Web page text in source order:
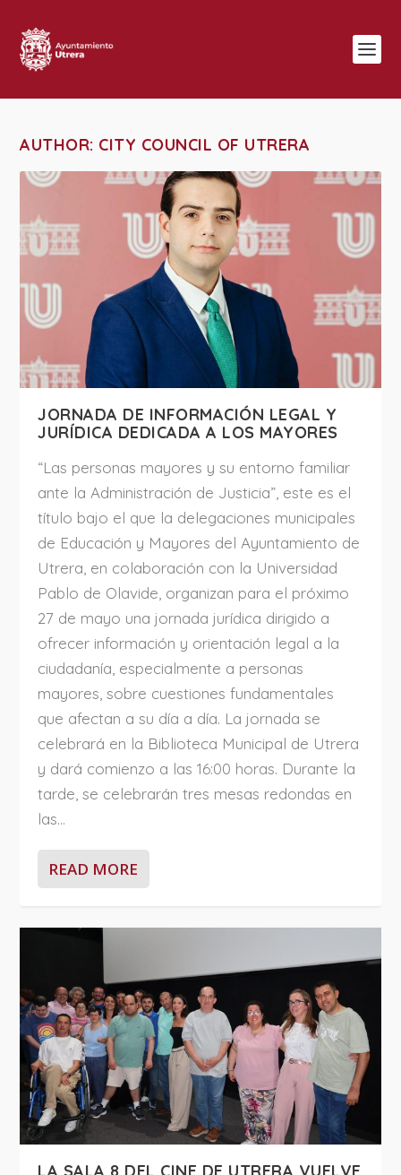
AUTHOR: CITY COUNCIL OF UTRERA
JORNADA DE INFORMACIÓN LEGAL Y
JURÍDICA DEDICADA A LOS MAYORES
“Las personas mayores y su entorno familiar
ante la Administración de Justicia”, este es el
título bajo el que la delegaciones municipales
de Educación y Mayores del Ayuntamiento de
Utrera, en colaboración con la Universidad
Pablo de Olavide, organizan para el próximo
27 de mayo una jornada jurídica dirigido a
ofrecer información y orientación legal a la
ciudadanía, especialmente a personas
mayores, sobre cuestiones fundamentales
que afectan a su día a día. La jornada se
celebrará en la Biblioteca Municipal de Utrera
y dará comienzo a las 16:00 horas. Durante la
tarde, se celebrarán tres mesas redondas en
las...
READ MORE
LA SALA 8 DEL CINE DE UTRERA VUELVE